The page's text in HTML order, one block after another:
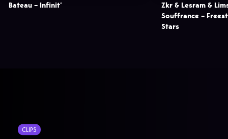
Bateau – Infinit’
Zkr & Lesram &
Souffrance –
Stars
CLIPS